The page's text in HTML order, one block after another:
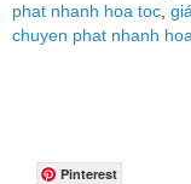
phat nhanh hoa toc
chuyen phat nhanh
Pinterest